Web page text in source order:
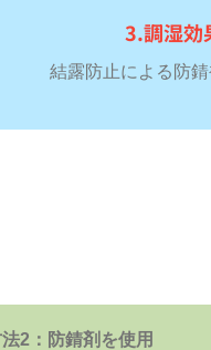
3.調湿効
結露防止による防
2：防錆剤を使用